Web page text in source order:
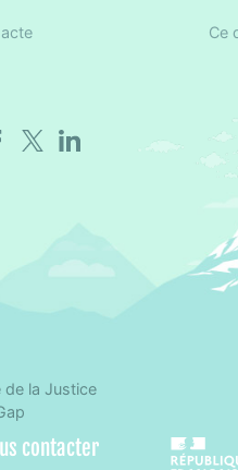
Ce
sur Facebook
Partager sur X
Partager sur LinkedIn
la santé des Hautes-Alpes
de la Justice
contacter